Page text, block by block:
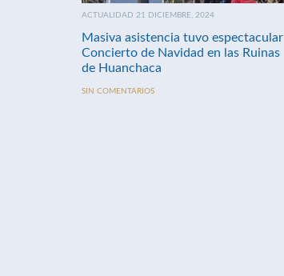
ACTUALIDAD 21 DICIEMBRE, 2024
Masiva asistencia tuvo espectacular
Concierto de Navidad en las Ruinas
de Huanchaca
SIN COMENTARIOS